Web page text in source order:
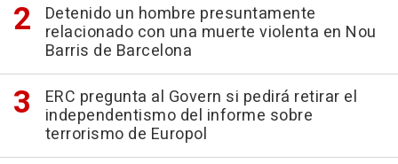
Detenido un hombre presuntamente
relacionado con una muerte violenta en Nou
Barris de Barcelona
ERC pregunta al Govern si pedirá retirar el
independentismo del informe sobre
terrorismo de Europol